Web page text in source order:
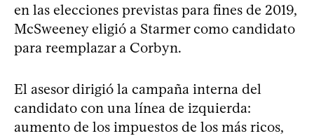
en las elecciones previstas para fines de 2019,
McSweeney eligió a Starmer como candidato
para reemplazar a Corbyn.
El asesor dirigió la campaña interna del
candidato con una línea de izquierda:
aumento de los impuestos de los más ricos,